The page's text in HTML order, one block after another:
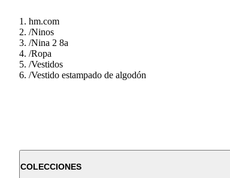
hm.com
/Ninos
/Nina 2 8a
/Ropa
/Vestidos
/Vestido estampado de algodón
COLECCIONES